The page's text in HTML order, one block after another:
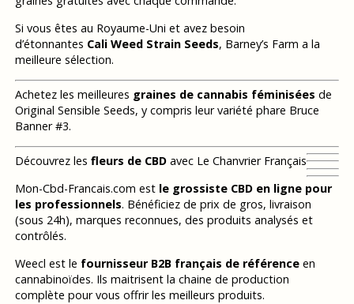
Si vous êtes au Royaume-Uni et avez besoin
d’étonnantes Cali Weed Strain Seeds, Barney’s Farm a la
meilleure sélection.
Achetez les meilleures graines de cannabis féminisées de
Original Sensible Seeds, y compris leur variété phare Bruce
Banner #3.
Découvrez les fleurs de CBDavec Le Chanvrier Français
Mon-Cbd-Francais.com est le grossiste CBD en ligne pour
les professionnels. Bénéficiez de prix de gros, livraison
(sous 24h), marques reconnues, des produits analysés et
contrôlés.
Weecl est le fournisseur B2B français de référenceen
cannabinoïdes. Ils maitrisent la chaine de production
complète pour vous offrir les meilleurs produits.